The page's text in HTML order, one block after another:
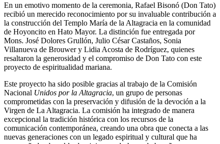
En un emotivo momento de la ceremonia, Rafael Bisonó (Don Tato)
recibió un merecido reconocimiento por su invaluable contribución a
la construcción del Templo María de la Altagracia en la comunidad
de Hoyoncito en Hato Mayor. La distinción fue entregada por
Mons. José Dolores Grullón, Julio César Castaños, Sonia
Villanueva de Brouwer y Lidia Acosta de Rodríguez, quienes
resaltaron la generosidad y el compromiso de Don Tato con este
proyecto de espiritualidad mariana.
Este proyecto ha sido posible gracias al trabajo de la Comisión
Nacional Unidos por la Altagracia, un grupo de personas
comprometidas con la preservación y difusión de la devoción a la
Virgen de La Altagracia. La comisión ha integrado de manera
excepcional la tradición histórica con los recursos de la
comunicación contemporánea, creando una obra que conecta a las
nuevas generaciones con un legado espiritual y cultural que ha